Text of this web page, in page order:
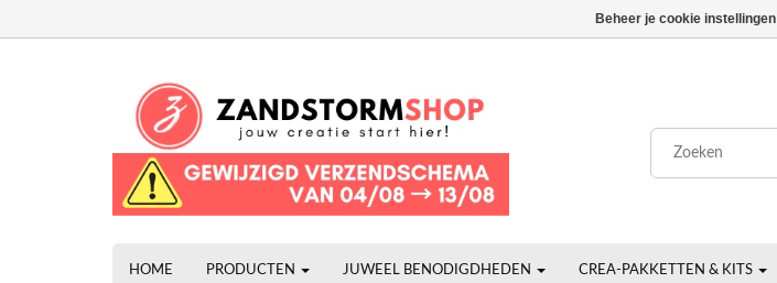
HOME PRODUCTEN JUWEEL BENODIGDHEDEN CREA-PAKKETTEN & KITS
Beheer je cookie instellingen